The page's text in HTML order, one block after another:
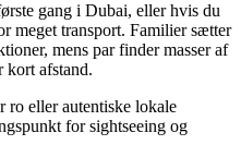
gang i Dubai, eller hvis du
meget transport. Familier sætter
mens par finder masser af
kort afstand.
eller autentiske lokale
for sightseeing og